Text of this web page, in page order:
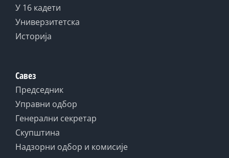
У 16 кадети
Универзитетска
Историја
Савез
Председник
Управни одбор
Генерални секретар
Скупштина
Надзорни одбор и комисије